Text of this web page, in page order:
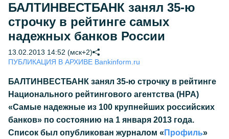
БАЛТИНВЕСТБАНК занял 35-ю
строчку в рейтинге самых
надежных банков России
13.02.2013 14:52 (мск+2)
ПУБЛИКАЦИЯ В АРХИВЕ Bankinform.ru
БАЛТИНВЕСТБАНК занял 35-ю строчку в рейтинге
Национального рейтингового агентства (НРА)
«Самые надежные из 100 крупнейших российских
банков» по состоянию на 1 января 2013 года.
Список был опубликован журналом « Профиль»